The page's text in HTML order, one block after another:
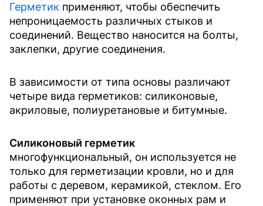
Герметик применяют, чтобы обеспечить
непроницаемость различных стыков и
соединений. Вещество наносится на болты,
заклепки, другие соединения.
В зависимости от типа основы различают
четыре вида герметиков: силиконовые,
акриловые, полиуретановые и битумные.
Силиконовый герметик
многофункциональный, он используется не
только для герметизации кровли, но и для
работы с деревом, керамикой, стеклом. Его
применяют при установке оконных рам и